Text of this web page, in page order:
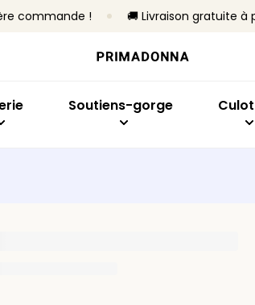
commande ! 🚚 Livraison gratuite à
Primadonna Twist
Sport
Soutiens-gorge
Bonnet D à E
Bonnet F à H
Avec
Rembourrés